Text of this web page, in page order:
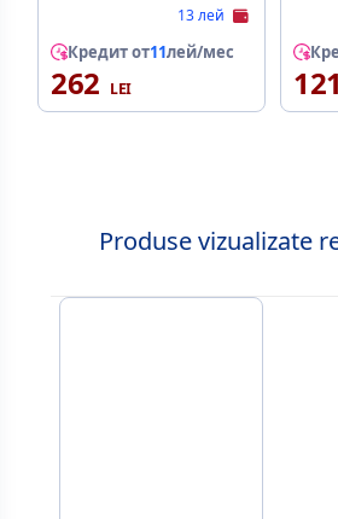
13 лей
Кредит от11лей/мес
262 121
Produse vizualizate